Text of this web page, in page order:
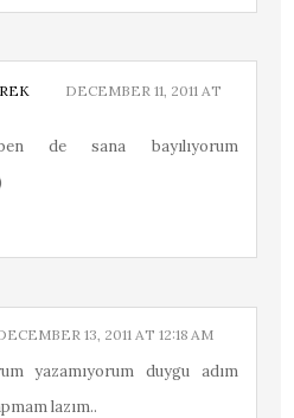
DECEMBER 11, 2011 AT
de sana bayılıyorum
13, 2011 AT 12:18 AM
yazamıyorum duygu adım
lazım..